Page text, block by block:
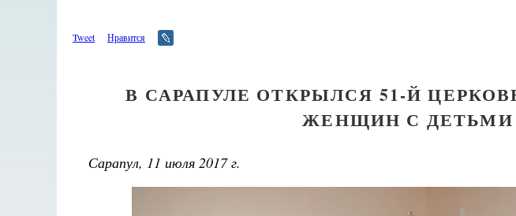
Tweet Нравится
В САРАПУЛЕ ОТКРЫЛСЯ 51-Й
ЖЕНЩИН С ДЕТЬМИ
Сарапул, 11 июля 2017 г.